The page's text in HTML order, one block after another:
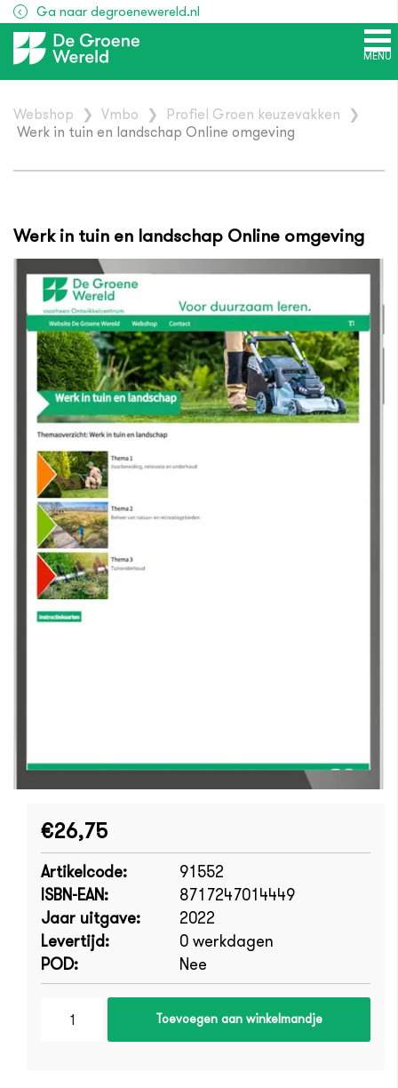
Ga naar degroenewereld.nl
MENU
Webshop ❯ Vmbo ❯ Profiel Groen keuzevakken
❯
Werk in tuin en landschap Online omgeving
Werk in tuin en landschap Online omgeving
€26,75
Artikelcode:
91552
ISBN-EAN:
8717247014449
Jaar uitgave:
2022
Levertijd:
0 werkdagen
POD:
Nee
Toevoegen aan winkelmandje